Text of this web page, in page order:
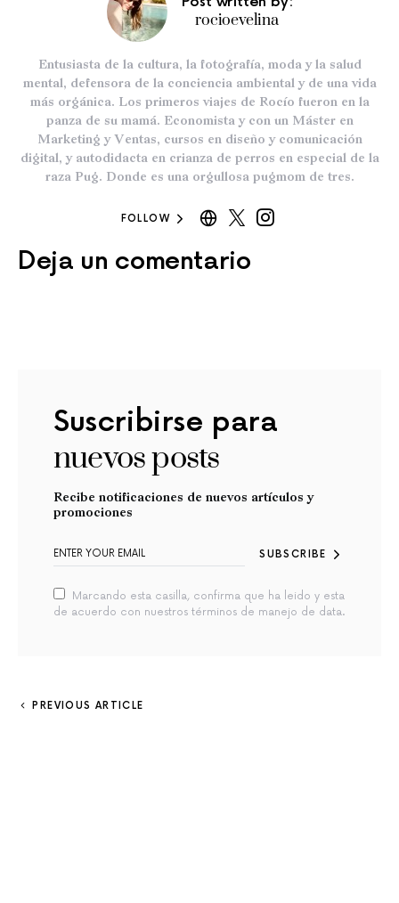
rocioevelina
Entusiasta de la cultura, la fotografía, moda y la salud
mental, defensora de la conciencia ambiental y de una vida
más orgánica. Los primeros viajes de Rocío fueron en la
panza de su mamá. Economista y con un Máster en
Marketing y Ventas, cursos en diseño y comunicación
digital, y autodidacta en crianza de perros en especial de la
raza Pug. Donde es una orgullosa pugmom de tres.
FOLLOW
Deja un comentario
Suscribirse para
nuevos posts
Recibe notificaciones de nuevos artículos y
promociones
SUBSCRIBE
Marcando esta casilla, confirma que ha leido y esta
de acuerdo con nuestros términos de manejo de data.
PREVIOUS ARTICLE